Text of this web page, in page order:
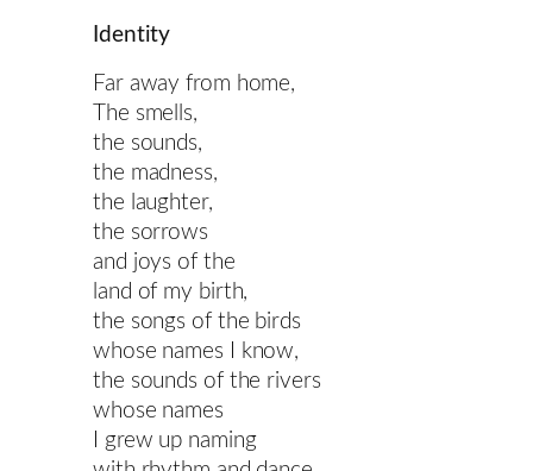
Identity
Far away from home,
The smells,
the sounds,
the madness,
the laughter,
the sorrows
and joys of the
land of my birth,
the songs of the birds
whose names I know,
the sounds of the rivers
whose names
I grew up naming